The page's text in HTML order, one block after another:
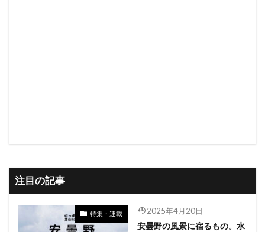
注目の記事
特集・連載 2025年4月20日
安曇野の風景に宿るもの。水